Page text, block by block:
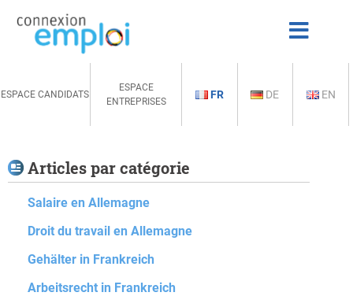
ESPACE CANDIDATS
ESPACE
ENTREPRISES
FR DE EN
Articles par catégorie
Salaire en Allemagne
Droit du travail en Allemagne
Gehälter in Frankreich
Arbeitsrecht in Frankreich